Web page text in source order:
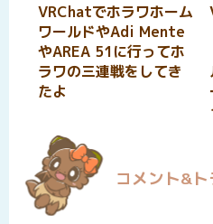
VRChatでホラワホーム
ワールドやAdi Mente
やAREA 51に行ってホ
ラワの三連戦をしてき
たよ
コメント&